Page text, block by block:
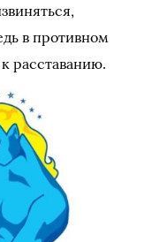
в противном
расставанию.